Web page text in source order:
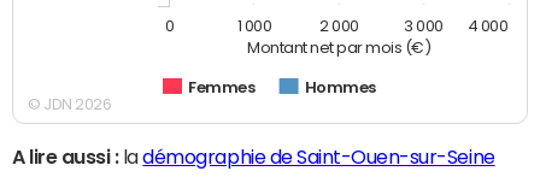
Montant net par mois (€)
Femmes Hommes
0 1 000 2 000 3 000 4 000
© JDN 2026
A lire aussi :ladémographie de Saint-Ouen-sur-Seine